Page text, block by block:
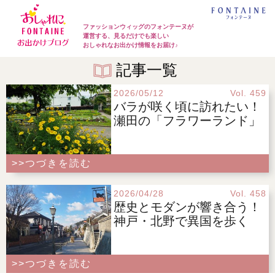
ファッションウィッグのフォンテーヌが
運営する、見るだけでも楽しい
おしゃれなお出かけ情報をお届け♪
記事一覧
2026/05/12 Vol. 459
バラが咲く頃に訪れたい！
瀬田の「フラワーランド」
>>つづきを読む
2026/04/28 Vol. 458
歴史とモダンが響き合う！
神戸・北野で異国を歩く
>>つづきを読む